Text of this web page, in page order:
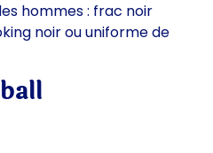
hommes : frac noir
noir ou uniforme de